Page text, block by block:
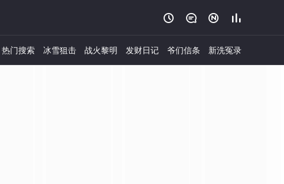
   
热门搜索 冰雪狙击 战火黎明 发财日记 爷们信条 新洗冤录